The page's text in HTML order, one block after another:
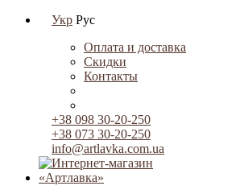
Укр Рус
Оплата и доставка
Скидки
Контакты
+38 098 30-20-250
+38 073 30-20-250
info@artlavka.com.ua